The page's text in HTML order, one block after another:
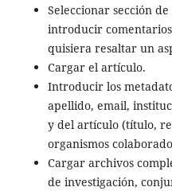
Seleccionar sección
introducir
quisiera resaltar un
Cargar el
Introducir los
apellido, email,
y del artículo (título,
organismos
Cargar archivos
de investigación,